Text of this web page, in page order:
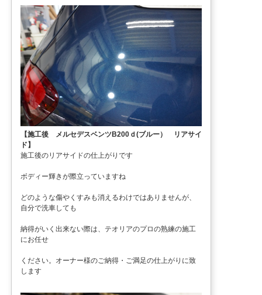
【施工後 メルセデスベンツB200ｄ(ブルー） リアサイ
ド】
施工後のリアサイドの仕上がりです
ボディー輝きが際立っていますね
どのような傷やくすみも消えるわけではありませんが、
自分で洗車しても
納得がいく出来ない際は、テオリアのプロの熟練の施工
にお任せ
ください。オーナー様のご納得・ご満足の仕上がりに致
します